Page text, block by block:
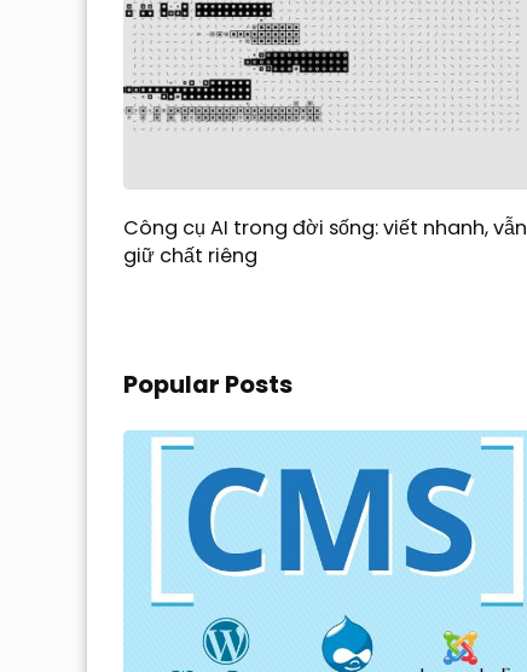
Công cụ AI trong đời sống: viết nhanh, vẫn
giữ chất riêng
Popular Posts